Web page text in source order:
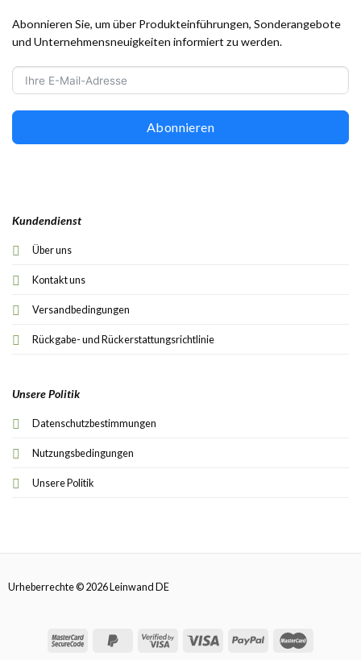
Kundendienst
Über uns
Kontakt uns
Versandbedingungen
Rückgabe- und Rückerstattungsrichtlinie
Unsere Politik
Datenschutzbestimmungen
Nutzungsbedingungen
Unsere Politik
Abonnieren Sie, um über Produkteinführungen, Sonderangebote
und Unternehmensneuigkeiten informiert zu werden.
Abonnieren
Urheberrechte © 2026 Leinwand DE